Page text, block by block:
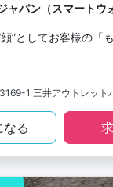
ャパン（スマートウ
”としてお客様の「
1 三井アウトレット
なる